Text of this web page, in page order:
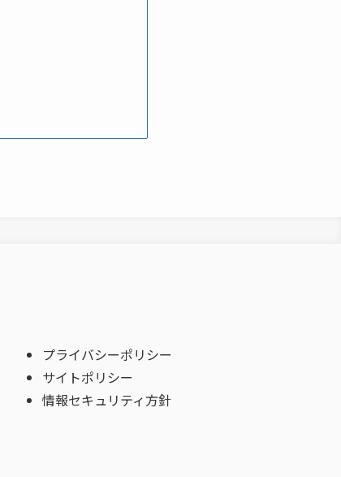
プライバシーポリシー
サイトポリシー
情報セキュリティ方針